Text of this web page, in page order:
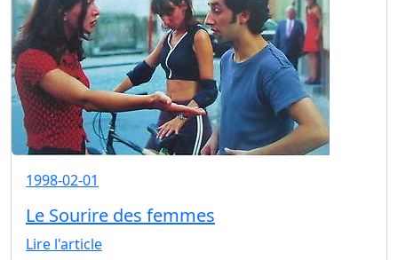
1998-02-01
Le Sourire des femmes
Lire l'article